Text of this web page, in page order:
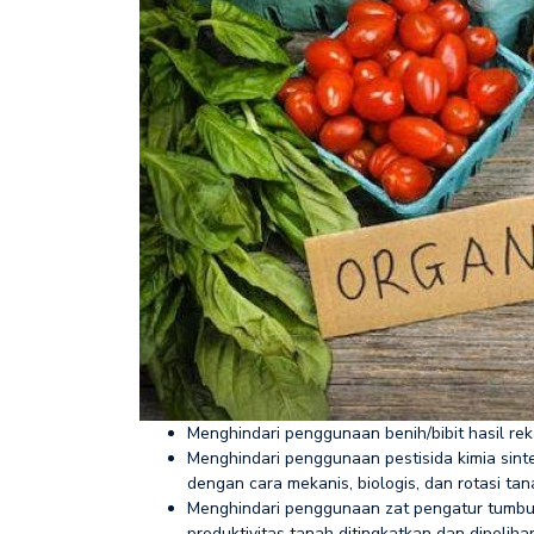
Menghindari penggunaan benih/bibit hasil
Menghindari penggunaan pestisida kimia
dengan cara mekanis, biologis, dan rotasi
Menghindari penggunaan zat pengatur